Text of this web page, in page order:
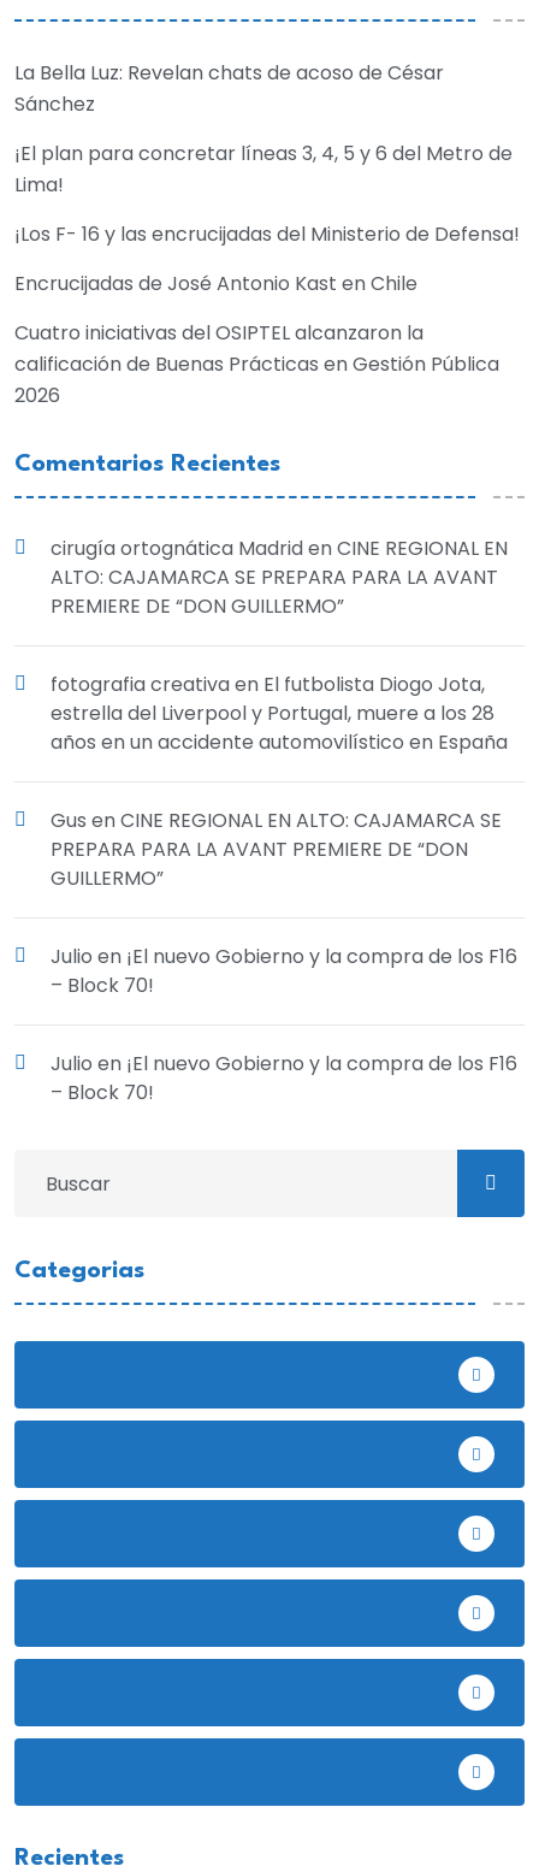
La Bella Luz: Revelan chats de acoso de César
Sánchez
¡El plan para concretar líneas 3, 4, 5 y 6 del Metro de
Lima!
¡Los F- 16 y las encrucijadas del Ministerio de Defensa!
Encrucijadas de José Antonio Kast en Chile
Cuatro iniciativas del OSIPTEL alcanzaron la
calificación de Buenas Prácticas en Gestión Pública
2026
Comentarios Recientes
cirugía ortognática MadridenCINE REGIONAL EN
ALTO: CAJAMARCA SE PREPARA PARA LA AVANT
PREMIERE DE “DON GUILLERMO”
fotografia creativaen El futbolista Diogo Jota,
estrella del Liverpool y Portugal, muere a los 28
años en un accidente automovilístico en España
Gus enCINE REGIONAL EN ALTO: CAJAMARCA SE
PREPARA PARA LA AVANT PREMIERE DE “DON
GUILLERMO”
Julio en ¡El nuevo Gobierno y la compra de los F16
– Block 70!
Julio en ¡El nuevo Gobierno y la compra de los F16
– Block 70!
Categorias
Recientes